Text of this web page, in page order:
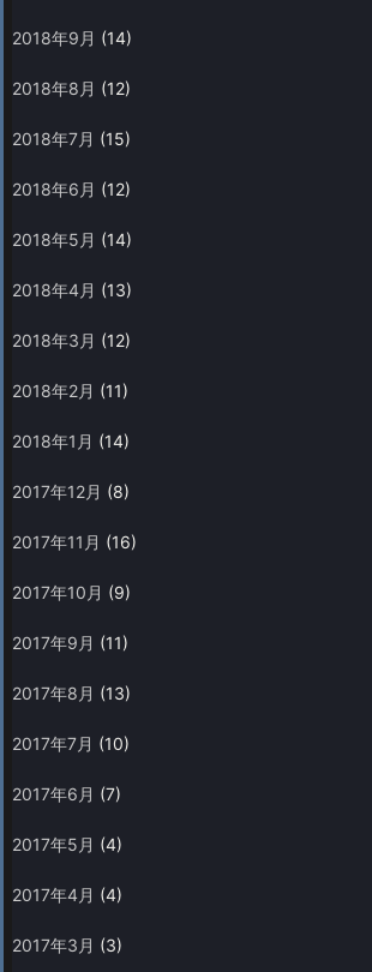
2018年9月 (14)
2018年8月 (12)
2018年7月 (15)
2018年6月 (12)
2018年5月 (14)
2018年4月 (13)
2018年3月 (12)
2018年2月 (11)
2018年1月 (14)
2017年12月 (8)
2017年11月 (16)
2017年10月 (9)
2017年9月 (11)
2017年8月 (13)
2017年7月 (10)
2017年6月 (7)
2017年5月 (4)
2017年4月 (4)
2017年3月 (3)